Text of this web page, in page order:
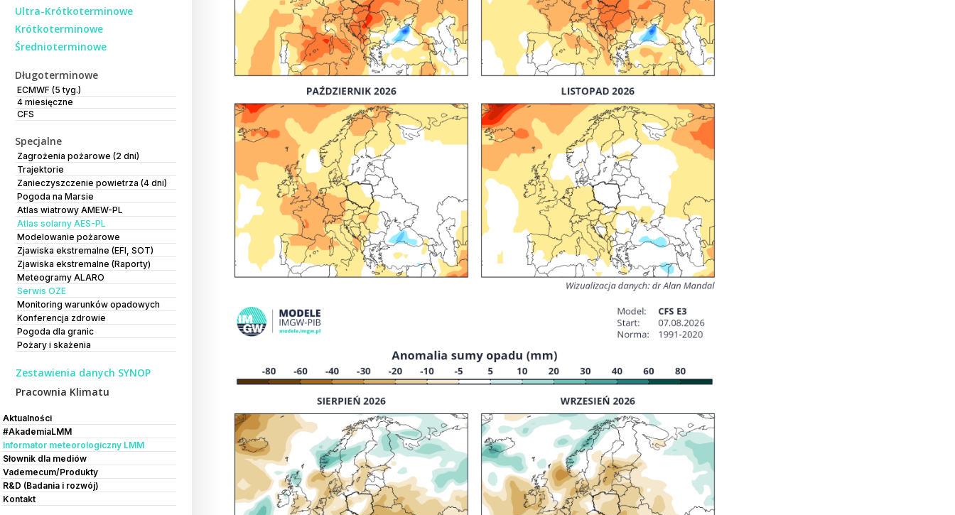
Ultra-Krótkoterminowe
Krótkoterminowe
Średnioterminowe
Długoterminowe
ECMWF (5 tyg.)
4 miesięczne
CFS
Specjalne
Zagrożenia pożarowe (2 dni)
Trajektorie
Zanieczyszczenie powietrza (4 dni)
Pogoda na Marsie
Atlas wiatrowy AMEW-PL
Atlas solarny AES-PL
Modelowanie pożarowe
Zjawiska ekstremalne (EFI, SOT)
Zjawiska ekstremalne (Raporty)
Meteogramy ALARO
Serwis OZE
Monitoring warunków opadowych
Konferencja zdrowie
Pogoda dla granic
Pożary i skażenia
Zestawienia danych SYNOP
Pracownia Klimatu
Aktualności
#AkademiaLMM
Informator meteorologiczny LMM
Słownik dla mediów
Vademecum/Produkty
R&D (Badania i rozwój)
Kontakt